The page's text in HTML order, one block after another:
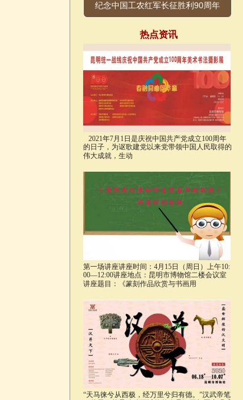
纪念中国工农红军长征胜利90周年
热点资讯
2021年7月1日是庆祝中国共产党成立100周年
的日子，为讴歌建党以来党带领中国人民取得的
伟大成就，生动
第一场讲座讲座时间：4月15日（周日）上午10:
00—12:00讲座地点：昆明市博物馆二楼会议室
讲座题目：《篆刻作品欣赏与书画用
“天马徕兮从西极，经万里兮归有德。”汉武帝笔